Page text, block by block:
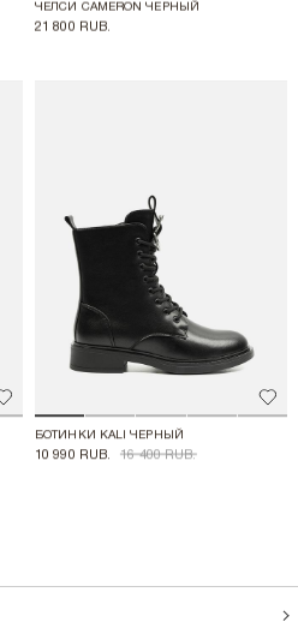
ЧЕЛСИ CAMERON ЧЕРНЫЙ
21 800 RUB.
Добавить в избранное
БОТИНКИ KALI ЧЕРНЫЙ
10 990 RUB. 16 400 RUB.